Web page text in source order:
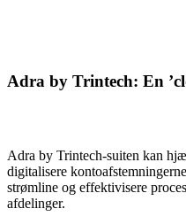
Adra by Trintech: En
Adra by Trintech-suiten kan
digitalisere
strømline og effektivisere
afdelinger.